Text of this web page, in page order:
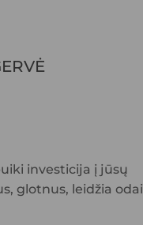
investicija į jūsų
glotnus, leidžia odai